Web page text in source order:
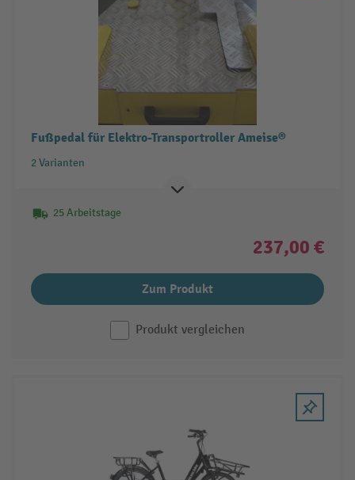
Fußpedal für Elektro-Transportroller Ameise®
2 Varianten
25 Arbeitstage
237,00 €
Zum Produkt
Produkt vergleichen